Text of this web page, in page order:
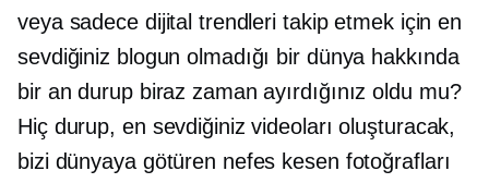
veya sadece dijital trendleri takip etmek için en
sevdiğiniz blogun olmadığı bir dünya hakkında
bir an durup biraz zaman ayırdığınız oldu mu?
Hiç durup, en sevdiğiniz videoları oluşturacak,
bizi dünyaya götüren nefes kesen fotoğrafları